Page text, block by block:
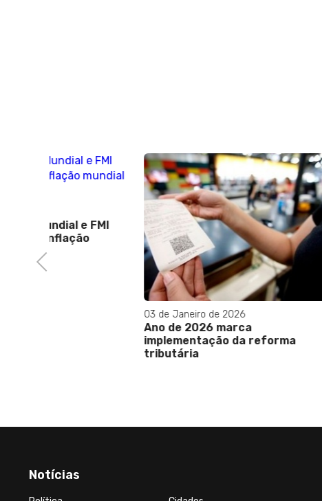
Previous
03 de Janeiro de 2026
Ano de 2026 marca
implementação da reforma
29 de
Embratur
carioca
Notícias